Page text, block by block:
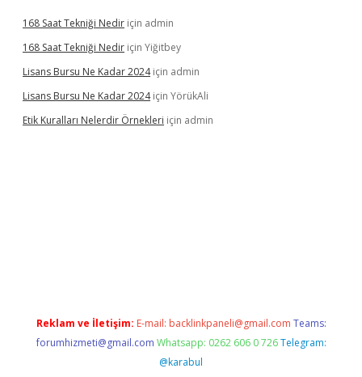
168 Saat Tekniği Nedir için admin
168 Saat Tekniği Nedir için Yiğitbey
Lisans Bursu Ne Kadar 2024için admin
Lisans Bursu Ne Kadar 2024için YörükAli
Etik Kuralları Nelerdir Örnekleri için admin
Reklam ve İletişim: E-mail: backlinkpaneli@gmail.com Teams:
forumhizmeti@gmail.com Whatsapp: 0262 606 0 726 Telegram:
@karabul